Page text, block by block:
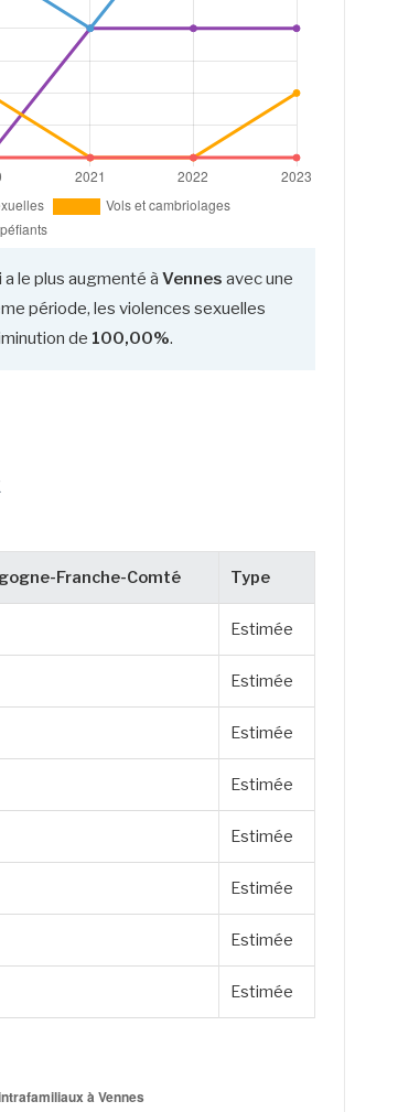
le plus augmenté à Vennes avec une
période, les violences sexuelles
de 100,00%.
Franche-Comté Type
Estimée
Estimée
Estimée
Estimée
Estimée
Estimée
Estimée
Estimée